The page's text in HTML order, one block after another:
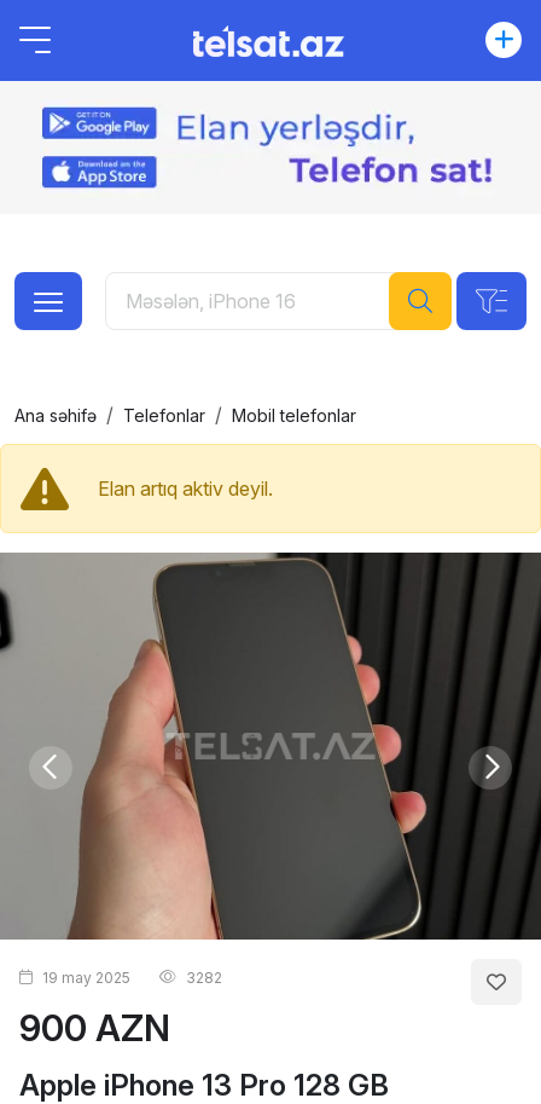
Ana səhifə Telefonlar Mobil telefonlar
Elan artıq aktiv deyil.
900 AZN
Apple iPhone 13 Pro 128 GB
19 may 2025 3282